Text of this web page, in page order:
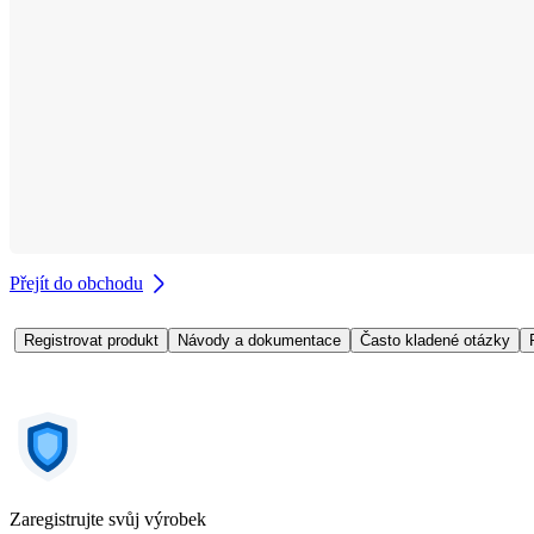
Přejít do obchodu
Registrovat produkt Návody a dokumentace Často kladené otázky
Zaregistrujte svůj výrobek